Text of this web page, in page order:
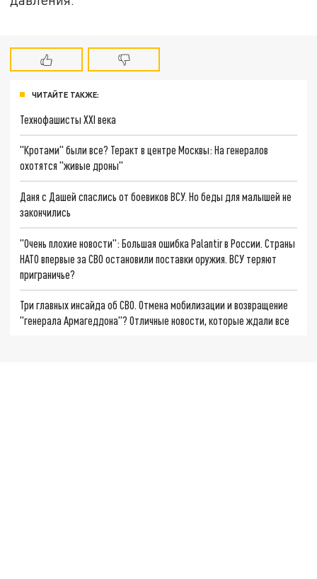
ЧИТАЙТЕ ТАКЖЕ:
Технофашисты XXI века
"Кротами" были все? Теракт в центре Москвы: На генералов
охотятся "живые дроны"
Даня с Дашей спаслись от боевиков ВСУ. Но беды для малышей не
закончились
"Очень плохие новости": Большая ошибка Palantir в России. Страны
НАТО впервые за СВО остановили поставки оружия. ВСУ теряют
приграничье?
Три главных инсайда об СВО. Отмена мобилизации и возвращение
"генерала Армагеддона"? Отличные новости, которые ждали все